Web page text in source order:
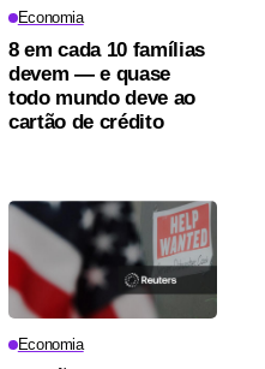
Economia
8 em cada 10 famílias
devem — e quase
todo mundo deve ao
cartão de crédito
Economia